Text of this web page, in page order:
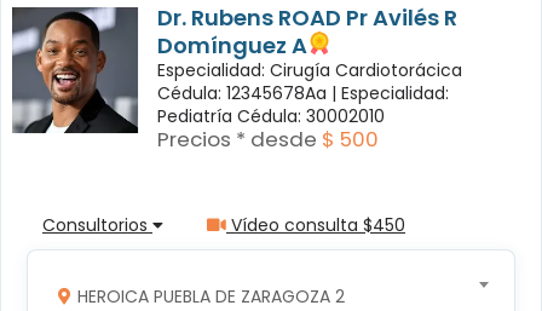
Dr. Rubens ROAD Pr Avilés R
Domínguez A
Especialidad: Cirugía Cardiotorácica
Cédula: 12345678Aa | Especialidad:
Pediatría Cédula: 30002010
Precios * desde $ 500
Consultorios Vídeo consulta $450
HEROICA PUEBLA DE ZARAGOZA 2